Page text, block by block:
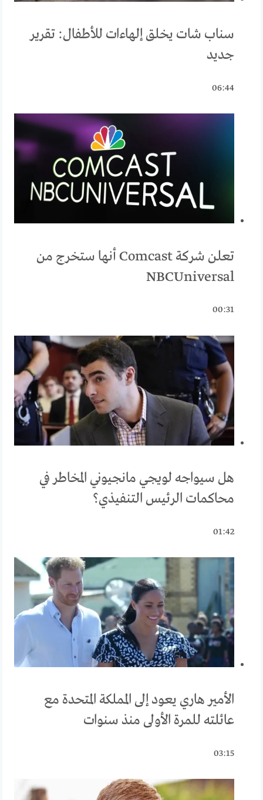
سناب شات يخلق إلهاءات للأطفال: تقرير
جديد
06:44
تعلن شركة Comcast أنها ستخرج من
NBCUniversal
00:31
هل سيواجه لويجي مانجيوني المخاطر في
محاكمات الرئيس التنفيذي؟
01:42
الأمير هاري يعود إلى المملكة المتحدة مع
عائلته للمرة الأولى منذ سنوات
03:15